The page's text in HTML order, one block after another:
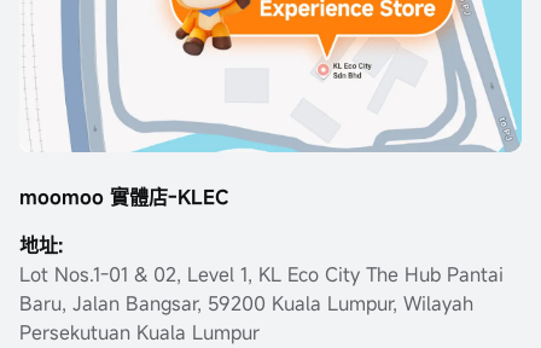
moomoo 實體店-KLEC
地址:
Lot Nos.1-01 & 02, Level 1, KL Eco City The Hub Pantai
Baru, Jalan Bangsar, 59200 Kuala Lumpur, Wilayah
Persekutuan Kuala Lumpur